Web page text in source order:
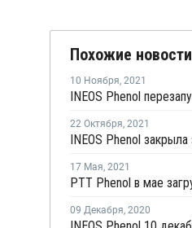
Похожие новости
10 Ноября, 2021
22 Октября, 2021
17 Мая, 2021
09 Декабря, 2020